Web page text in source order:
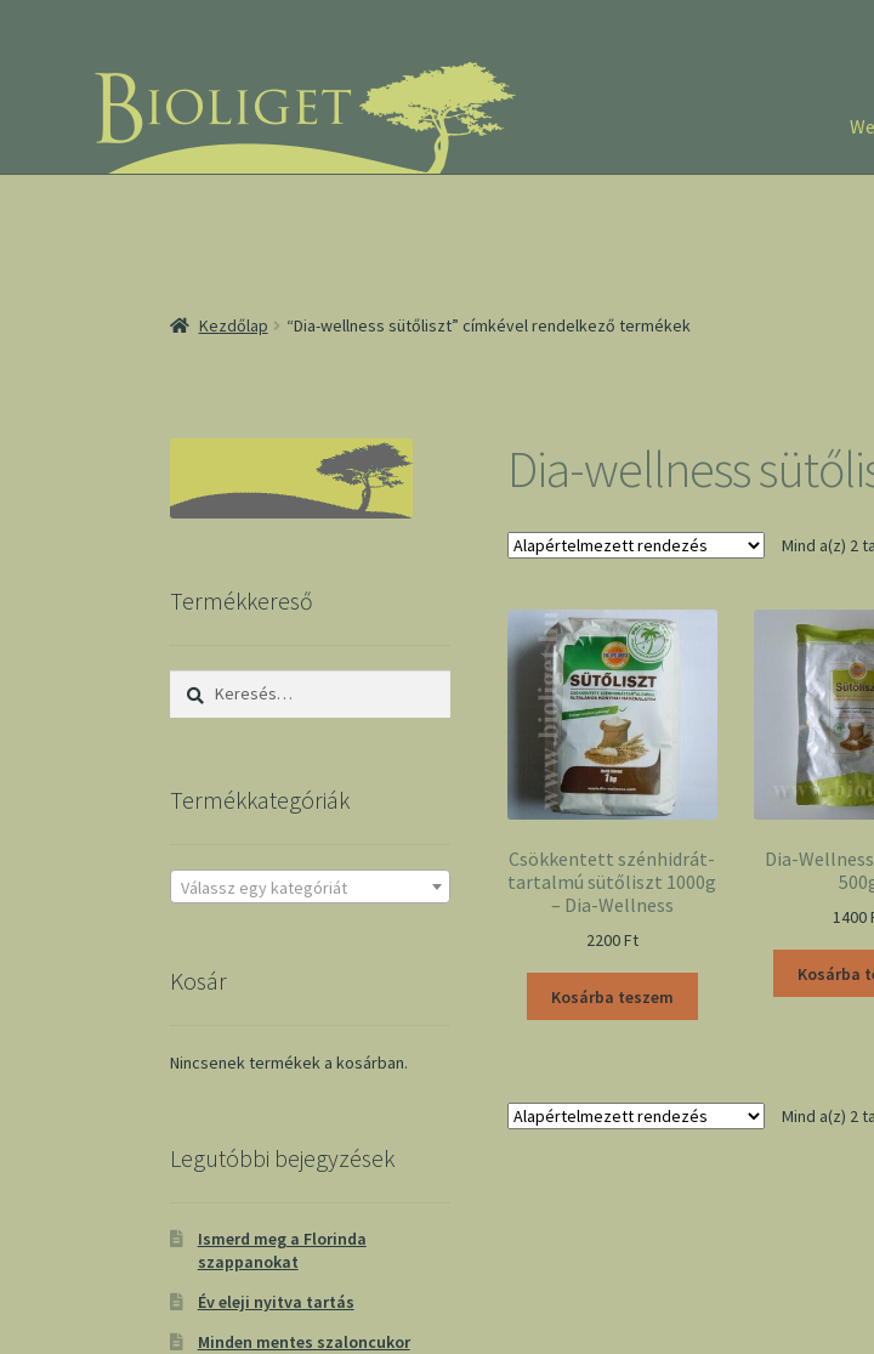
Kezdőlap “Dia-wellness sütőliszt” címkével rendelkező termékek
Dia-wellness
Mind a(z) 2
Csökkentett szénhidrát-
tartalmú sütőliszt 1000g
– Dia-Wellness
2200Ft
Kosárba teszem
Dia-
1400
Kosárba
Mind a(z) 2
Termékkereső
Keresés:
Termékkategóriák
Válassz egy kategóriát
Kosár
Nincsenek termékek a kosárban.
Legutóbbi bejegyzések
Ismerd meg a Florinda
szappanokat
Év eleji nyitva tartás
Minden mentes szaloncukor